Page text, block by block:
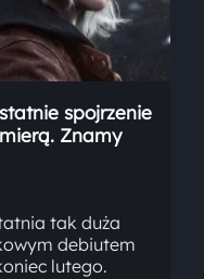
spojrzenie
Znamy
tak duża
debiutem
lutego.